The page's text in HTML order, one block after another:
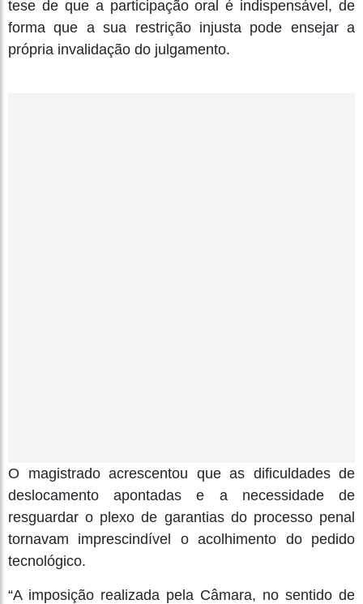
tese de que a participação oral é indispensável, de
forma que a sua restrição injusta pode ensejar a
própria invalidação do julgamento.
O magistrado acrescentou que as dificuldades de
deslocamento apontadas e a necessidade de
resguardar o plexo de garantias do processo penal
tornavam imprescindível o acolhimento do pedido
tecnológico.
“A imposição realizada pela Câmara, no sentido de